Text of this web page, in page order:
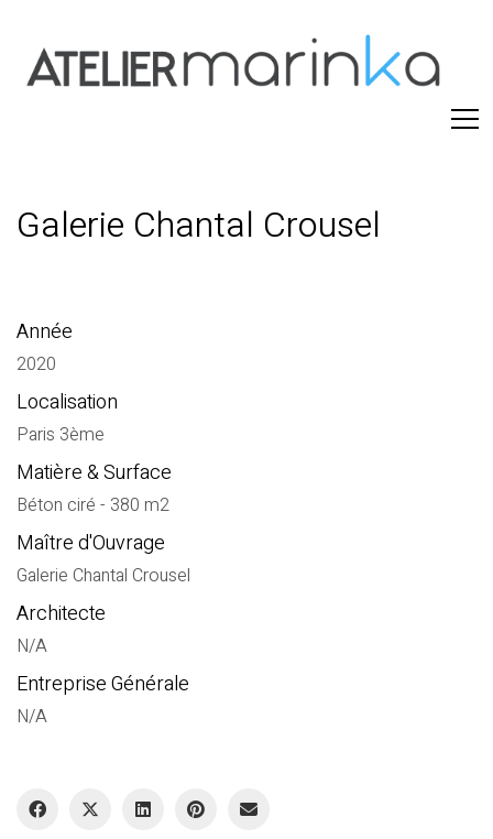
Galerie Chantal Crousel
Année
2020
Localisation
Paris 3ème
Matière & Surface
Béton ciré - 380 m2
Maître d'Ouvrage
Galerie Chantal Crousel
Architecte
N/A
Entreprise Générale
N/A